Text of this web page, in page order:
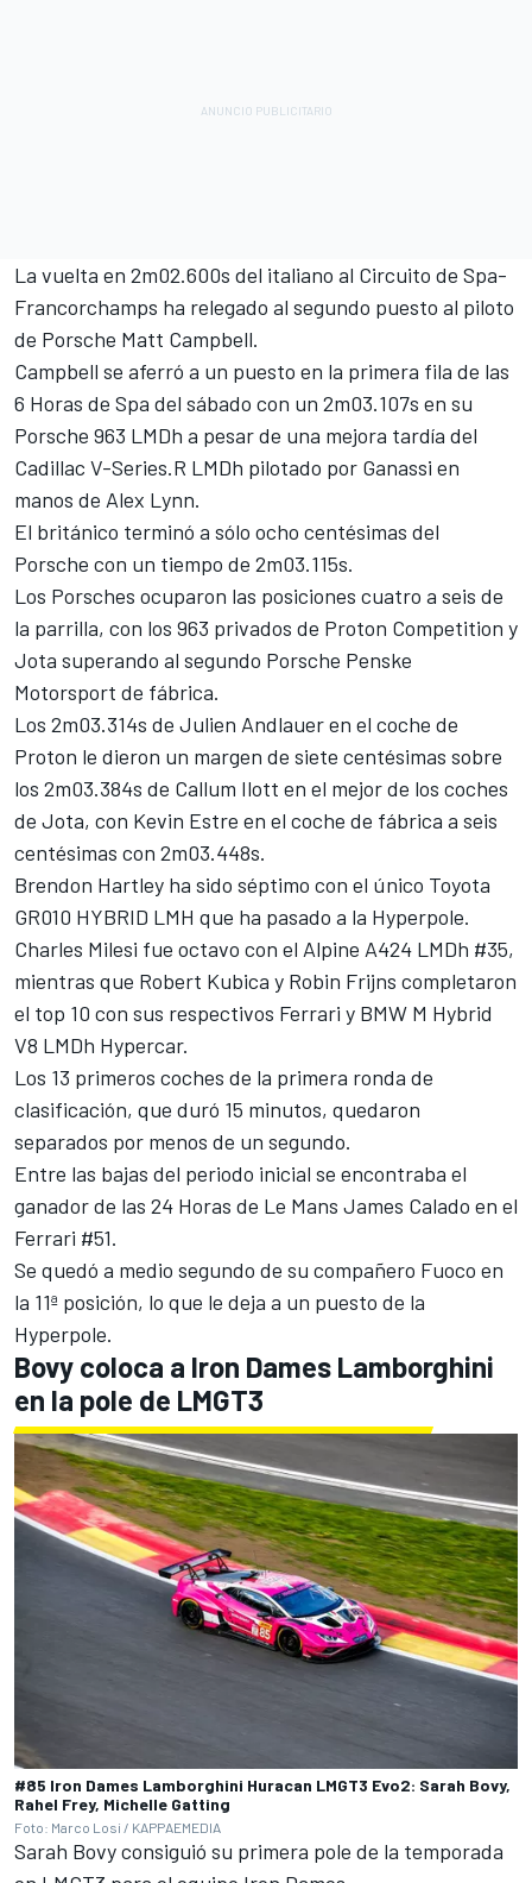
La vuelta en 2m02.600s del italiano al Circuito de Spa-
Francorchamps ha relegado al segundo puesto al piloto
de Porsche Matt Campbell.
Campbell se aferró a un puesto en la primera fila de las
6 Horas de Spa del sábado con un 2m03.107s en su
Porsche 963 LMDh a pesar de una mejora tardía del
Cadillac V-Series.R LMDh pilotado por Ganassi en
manos de Alex Lynn.
El británico terminó a sólo ocho centésimas del
Porsche con un tiempo de 2m03.115s.
Los Porsches ocuparon las posiciones cuatro a seis de
la parrilla, con los 963 privados de Proton Competition y
Jota superando al segundo Porsche Penske
Motorsport de fábrica.
Los 2m03.314s de Julien Andlaueren el coche de
Proton le dieron un margen de siete centésimas sobre
los 2m03.384s de Callum Ilott en el mejor de los coches
de Jota, con Kevin Estre en el coche de fábrica a seis
centésimas con 2m03.448s.
Brendon Hartley ha sido séptimo con el único Toyota
GR010 HYBRID LMH que ha pasado a la Hyperpole.
Charles Milesi fue octavo con el Alpine A424 LMDh #35,
mientras que Robert Kubica y Robin Frijns completaron
el top 10 con sus respectivos Ferrari y BMW M Hybrid
V8 LMDh Hypercar.
Los 13 primeros coches de la primera ronda de
clasificación, que duró 15 minutos, quedaron
separados por menos de un segundo.
Entre las bajas del periodo inicial se encontraba el
ganador de las 24 Horas de Le Mans James Calado en el
Ferrari #51.
Se quedó a medio segundo de su compañero Fuoco en
la 11ª posición, lo que le deja a un puesto de la
Hyperpole.
Bovy coloca a Iron Dames Lamborghini
en la pole de LMGT3
#85 Iron Dames Lamborghini Huracan LMGT3 Evo2: Sarah Bovy,
Rahel Frey, Michelle Gatting
Foto: Marco Losi / KAPPAEMEDIA
Sarah Bovyconsiguió su primera pole de la temporada